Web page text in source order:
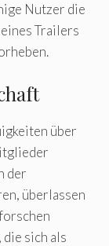
Nutzer die
Trailers
über
der
überlassen
sich als